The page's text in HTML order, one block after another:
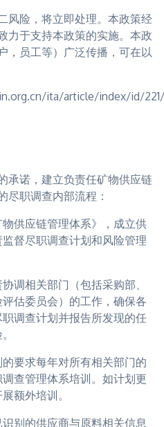
风险，将立即处理。本政策经
力于支持本政策的实施。本政
，员工等）广泛传播，可在以
ita/article/index/id/
承诺，建立负责任矿物供应链
尽职调查内部流程：
供应链管理体系》，成立供
督尽职调查计划和风险管理
调相关部门（包括采购部、
估委员会）的工作，确保各
调查计划并报告所发现的任
要求每年对所有相关部门的
查管理体系培训。如计划更
额外培训。
别的供应商与原料相关信息